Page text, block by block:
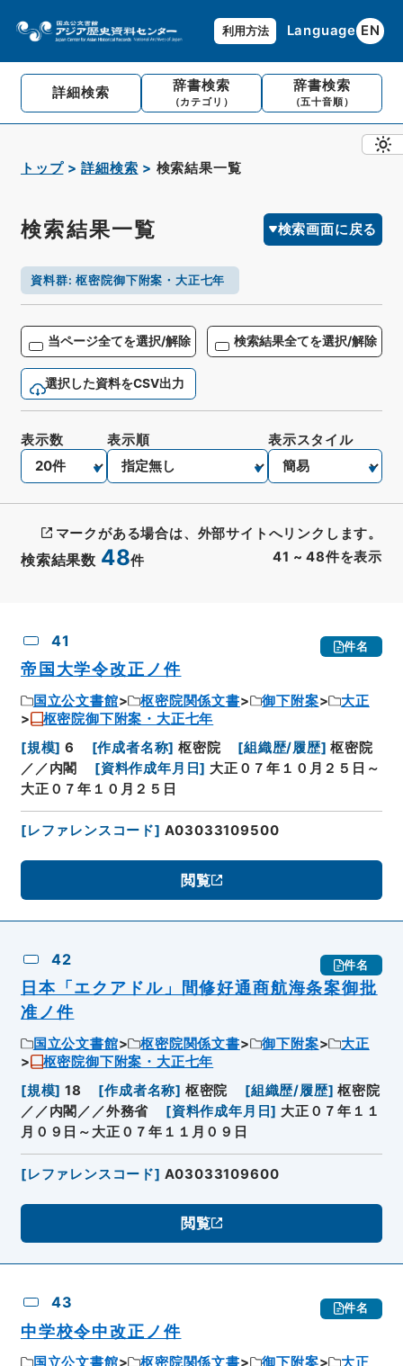
利用方法 Language EN
詳細検索 辞書検索
（カテゴリ）
辞書検索
（五十音順）
トップ 詳細検索 検索結果一覧
検索結果一覧 検索画面に戻る
資料群:枢密院御下附案・大正七年
当ページ全てを選択/解除 検索結果全てを選択/解除
選択した資料をCSV出力
検索結果数 48件 41 ~ 48件を表示
表示数 表示順 表示スタイル
マークがある場合は、外部サイトへリンクします。
41 件名
帝国大学令改正ノ件
国立公文書館 枢密院関係文書 御下附案
大正
枢密院御下附案・大正七年
[規模] 6 [作成者名称] 枢密院 [組織歴/履歴] 枢密院
／／内閣
[資料作成年月日] 大正０７年１０月２５日～
大正０７年１０月２５日
[レファレンスコード] A03033109500
閲覧
42 件名
日本「エクアドル」間修好通商航海条案御批
准ノ件
国立公文書館 枢密院関係文書 御下附案
大正
枢密院御下附案・大正七年
[規模] 18 [作成者名称] 枢密院 [組織歴/履歴] 枢密院
／／内閣／／外務省
[資料作成年月日] 大正０７年１１
月０９日～大正０７年１１月０９日
[レファレンスコード] A03033109600
閲覧
43 件名
中学校令中改正ノ件
国立公文書館 枢密院関係文書 御下附案
大正